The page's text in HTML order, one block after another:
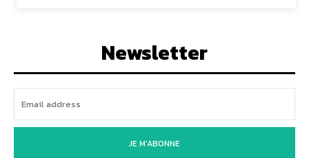
Newsletter
JE M'ABONNE